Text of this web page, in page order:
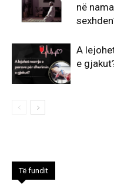
në
A
e
Të fundit